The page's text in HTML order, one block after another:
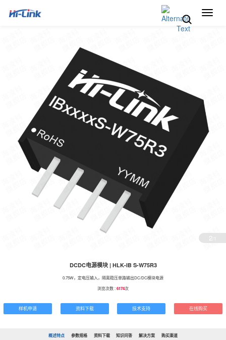
切
2 /1
DCDC电源模块 | HLK-IB S-W75R3
0.75W，定电压输入，隔离稳压单路输出DC/DC模块电源
浏览次数 :6174次
样机申请 资料下载 技术支持 在线购买
概述特点 参数规格 资料下载 知识问答 解决方案 购买渠道